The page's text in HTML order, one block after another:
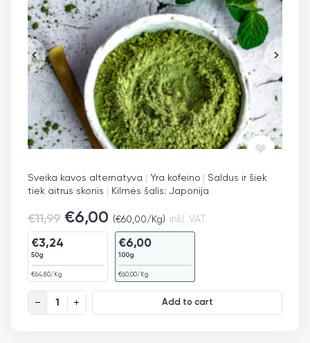
Sveika kavos alternatyva | Yra kofeino | Saldus ir šiek
tiek aitrus skonis | Kilmės šalis: Japonija
€11,99 €6,00 (€60,00/Kg) inkl. VAT
€3,24
50g
€64,80/Kg
€6,00
100g
€60,00/Kg
Matcha arbatos milteliai, ekologiški quantity
Add to cart